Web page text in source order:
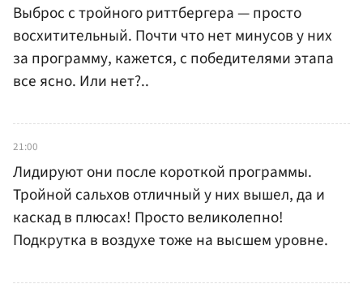
Выброс с тройного риттбергера — просто
восхитительный. Почти что нет минусов у них
за программу, кажется, с победителями этапа
все ясно. Или нет?..
21:00
Лидируют они после короткой программы.
Тройной сальхов отличный у них вышел, да и
каскад в плюсах! Просто великолепно!
Подкрутка в воздухе тоже на высшем уровне.